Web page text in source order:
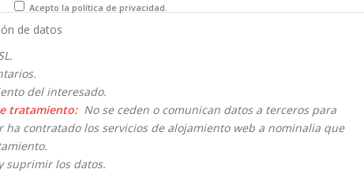
Acepto la política de privacidad.
de datos
del interesado.
tratamiento:No se ceden o comunican datos a terceros para
ha contratado los servicios de alojamiento web a nominalia que
suprimir los datos.